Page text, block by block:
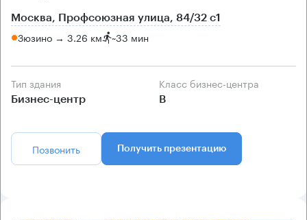
Москва, Профсоюзная улица, 84/32 с1
Зюзино → 3.26 км ~33 мин
Тип здания
Бизнес-центр
Класс бизнес-центра
B
Позвонить Получить презентацию